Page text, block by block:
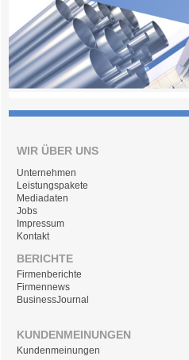
WIR ÜBER UNS
Unternehmen
Leistungspakete
Mediadaten
Jobs
Impressum
Kontakt
BERICHTE
Firmenberichte
Firmennews
BusinessJournal
KUNDENMEINUNGEN
Kundenmeinungen